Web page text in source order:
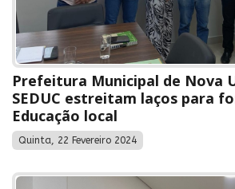
Prefeitura Municipal de Nova
SEDUC estreitam laços para
Educação local
Quinta, 22 Fevereiro 2024